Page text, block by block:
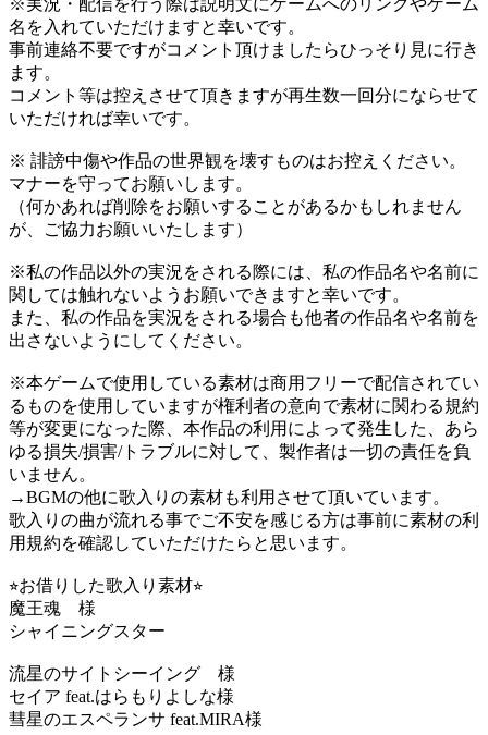
※実況・配信を行う際は説明文にゲームへのリンクやゲーム
名を入れていただけますと幸いです。
事前連絡不要ですがコメント頂けましたらひっそり見に行き
ます。
コメント等は控えさせて頂きますが再生数一回分にならせて
いただければ幸いです。
※ 誹謗中傷や作品の世界観を壊すものはお控えください。
マナーを守ってお願いします。
（何かあれば削除をお願いすることがあるかもしれません
が、ご協力お願いいたします）
※私の作品以外の実況をされる際には、私の作品名や名前に
関しては触れないようお願いできますと幸いです。
また、私の作品を実況をされる場合も他者の作品名や名前を
出さないようにしてください。
※本ゲームで使用している素材は商用フリーで配信されてい
るものを使用していますが権利者の意向で素材に関わる規約
等が変更になった際、本作品の利用によって発生した、あら
ゆる損失/損害/トラブルに対して、製作者は一切の責任を負
いません。
→BGMの他に歌入りの素材も利用させて頂いています。
歌入りの曲が流れる事でご不安を感じる方は事前に素材の利
用規約を確認していただけたらと思います。
⭐︎お借りした歌入り素材⭐︎
魔王魂 様
シャイニングスター
流星のサイトシーイング 様
セイア feat.はらもりよしな様
彗星のエスペランサ feat.MIRA様